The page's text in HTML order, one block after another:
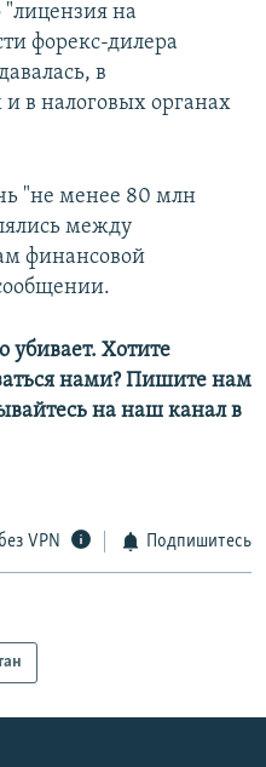
"лицензия на
форекс-дилера
в
и в налоговых органах
"не менее 80 млн
между
финансовой
Хотите
нами? Пишите нам
на наш канал в
VPN Подпишитесь